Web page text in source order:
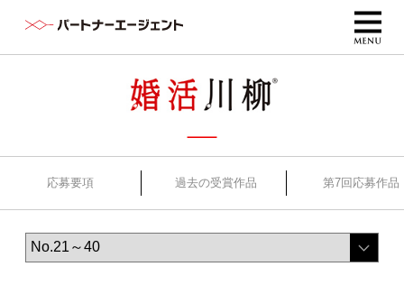
応募要項 過去の受賞作品 第7回応募作品